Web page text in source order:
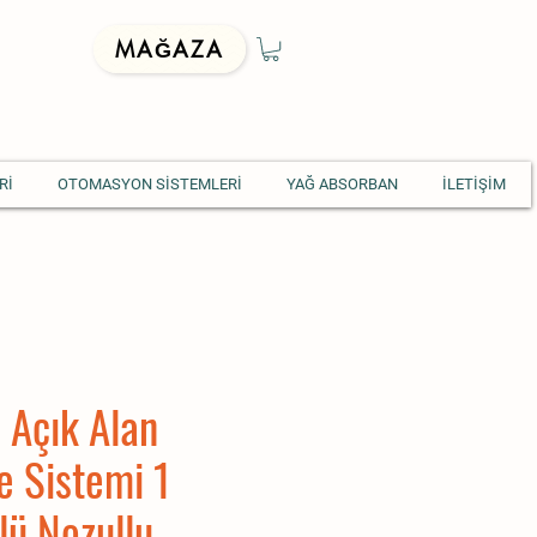
OTOMASYON SİSTEMLERİ YAĞ ABSORBAN İLETİŞİM
MAĞAZA
Alan
Sistemi 1